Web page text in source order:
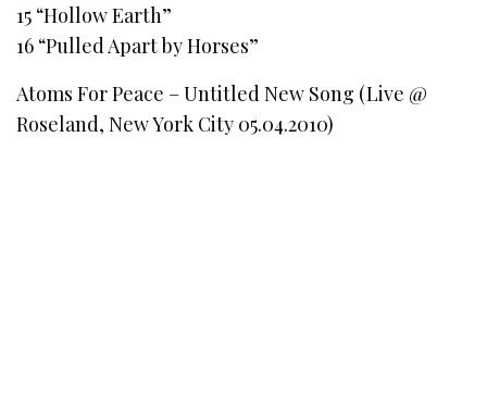
15 “Hollow Earth”
16 “Pulled Apart by Horses”
Atoms For Peace – Untitled New Song (Live @
Roseland, New York City 05.04.2010)